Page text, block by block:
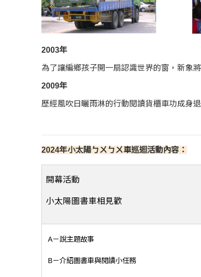
2003年
為了讓編鄉孩子開一扇認識世界的窗，新象
2009年
歷經風吹日曬雨淋的行動閱讀貨櫃車功成身
2024年小太陽ㄅㄨㄅㄨ車巡迴活動內容：
開幕活動
小太陽圖書車相見歡
A－說主題故事
B－介紹圖書車與閱讀小任務